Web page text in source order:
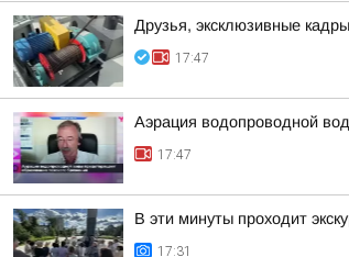
Друзья, эксклюзивные
17:47
Аэрация водопроводной
17:47
В эти минуты проходит
17:31